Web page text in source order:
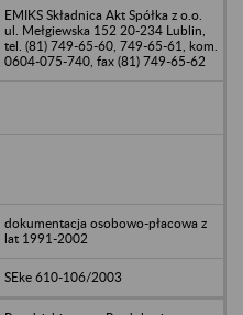
EMIKS Składnica Akt Spółka z o.o.
ul. Mełgiewska 152 20-234 Lublin,
tel. (81) 749-65-60, 749-65-61, kom.
0604-075-740, fax (81) 749-65-62
dokumentacja osobowo-płacowa z
lat 1991-2002
SEke 610-106/2003